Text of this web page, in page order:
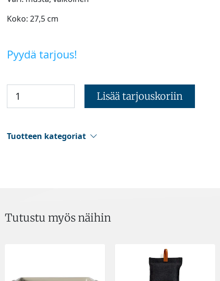
Koko: 27,5 cm
Pyydä tarjous!
Lisää tarjouskoriin
Tuotteen kategoriat
Tutustu myös näihin